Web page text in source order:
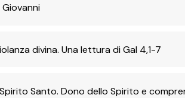
divina. Una lettura di Gal 4,1-7
Santo. Dono dello Spirito e